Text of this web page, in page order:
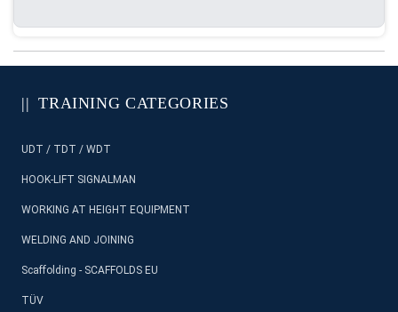
TRAINING CATEGORIES
UDT / TDT / WDT
HOOK-LIFT SIGNALMAN
WORKING AT HEIGHT EQUIPMENT
WELDING AND JOINING
Scaffolding - SCAFFOLDS EU
TÜV